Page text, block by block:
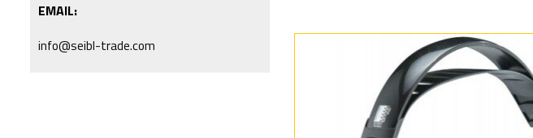
EMAIL:
info@seibl-trade.com